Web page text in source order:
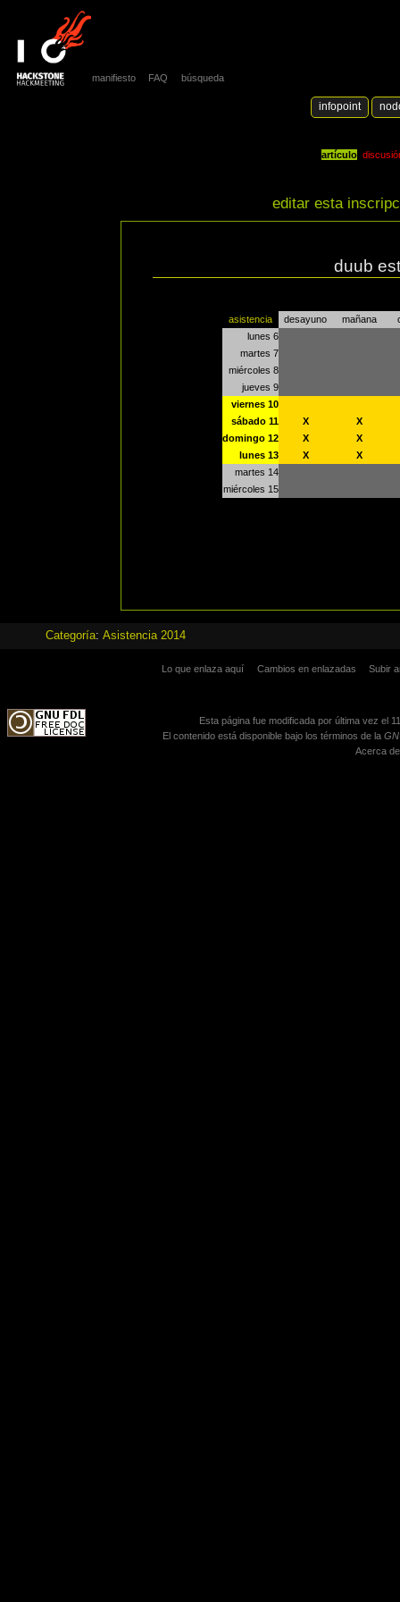
editar esta
duub
asistencia desayuno mañana
lunes 6
martes 7
miércoles 8
jueves 9
viernes 10
sábado 11
X
X
domingo 12
X
X
lunes 13
X
X
martes 14
miércoles 15
Categoría: Asistencia 2014
artículo
manifiesto FAQ búsqueda
infopoint
Lo que enlaza aquí Cambios en enlazadas Subir
Esta página fue modificada por última vez el
El contenido está disponible bajo los términos de la
Acerca